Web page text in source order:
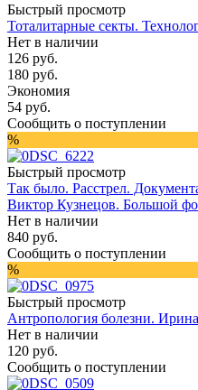
Быстрый просмотр
Тоталитарные секты.
Нет в наличии
126 руб.
180 руб.
Экономия
54 руб.
Сообщить о поступлении
%
Быстрый просмотр
Так было. Расстрел.
Виктор Кузнецов. Большой
Нет в наличии
840 руб.
Сообщить о поступлении
%
Быстрый просмотр
Антропология болезни.
Нет в наличии
120 руб.
Сообщить о поступлении